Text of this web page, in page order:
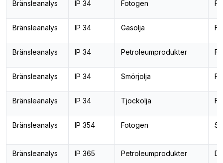
Bränsleanalys IP 34 Fotogen
Bränsleanalys IP 34 Gasolja
Bränsleanalys IP 34 Petroleumprodukter
Bränsleanalys IP 34 Smörjolja
Bränsleanalys IP 34 Tjockolja
Bränsleanalys IP 354 Fotogen
Bränsleanalys IP 365 Petroleumprodukter